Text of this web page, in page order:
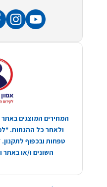
המחירים המוצגים
ולאחר כל ההנחות.
טפחות ובכפוף
השונים ו/או באתר